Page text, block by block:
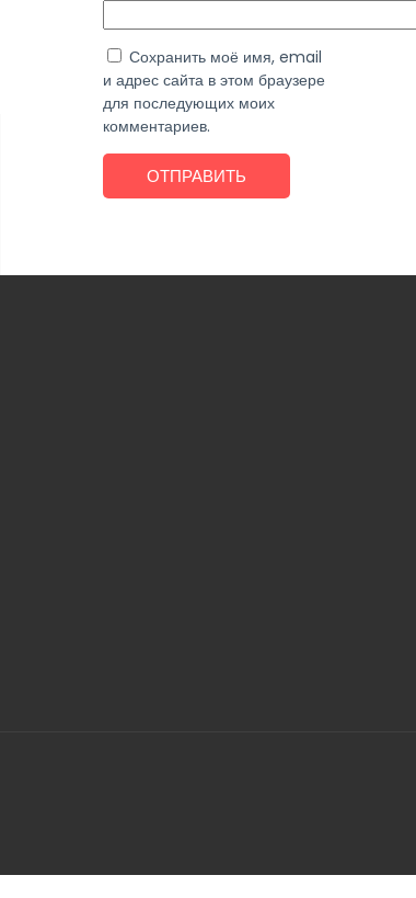
Сохранить моё имя, email
и адрес сайта в этом браузере
для последующих моих
комментариев.